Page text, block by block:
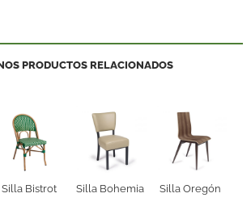
PRODUCTOS RELACIONADOS
Silla Bistrot Silla Bohemia Silla Oregón